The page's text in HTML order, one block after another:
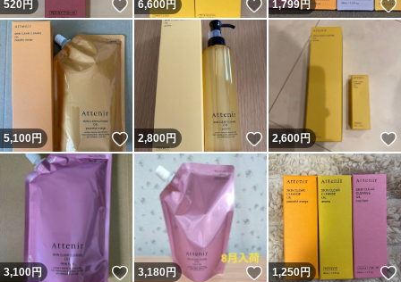
520円 いいね！
6,600円 いいね！
1,799円
5,100円 いいね！
2,800円 いいね！
2,600円
3,100円 いいね！
3,180円 いいね！
1,250円